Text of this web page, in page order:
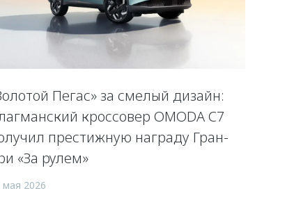
Пегас» за смелый дизайн:
кроссовер OMODA C7
престижную награду Гран-
«За рулем»
мая 2026